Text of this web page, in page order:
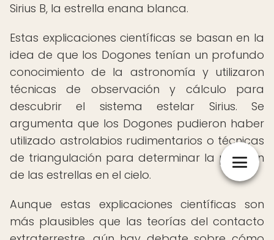
Sirius B, la estrella enana blanca.
Estas explicaciones científicas se basan en la
idea de que los Dogones tenían un profundo
conocimiento de la astronomía y utilizaron
técnicas de observación y cálculo para
descubrir el sistema estelar Sirius. Se
argumenta que los Dogones pudieron haber
utilizado astrolabios rudimentarios o técnicas
de triangulación para determinar la posición
de las estrellas en el cielo.
Aunque estas explicaciones científicas son
más plausibles que las teorías del contacto